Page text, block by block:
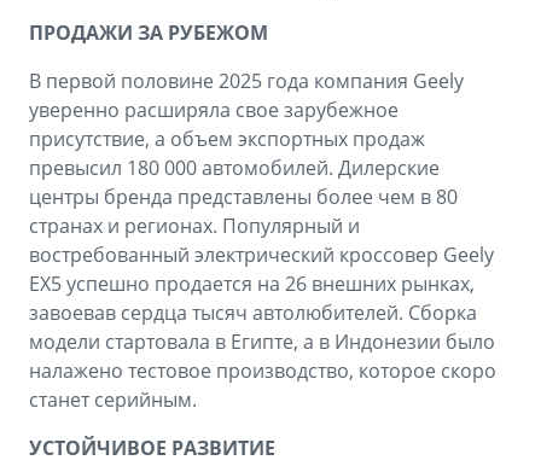
ПРОДАЖИ ЗА РУБЕЖОМ
В первой половине 2025 года компания Geely
уверенно расширяла свое зарубежное
присутствие, а объем экспортных продаж
превысил 180 000 автомобилей. Дилерские
центры бренда представлены более чем в 80
странах и регионах. Популярный и
востребованный электрический кроссовер Geely
EX5 успешно продается на 26 внешних рынках,
завоевав сердца тысяч автолюбителей. Сборка
модели стартовала в Египте, а в Индонезии было
налажено тестовое производство, которое скоро
станет серийным.
УСТОЙЧИВОЕ РАЗВИТИЕ